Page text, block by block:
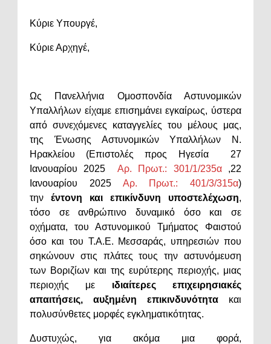
Κύριε Υπουργέ,
Κύριε Αρχηγέ,
Ως Πανελλήνια Ομοσπονδία Αστυνομικών
Υπαλλήλων είχαμε επισημάνει εγκαίρως, ύστερα
από συνεχόμενες καταγγελίες του μέλους μας,
της Ένωσης Αστυνομικών Υπαλλήλων Ν.
Ηρακλείου (Επιστολές προς Ηγεσία 27
Ιανουαρίου 2025 Αρ. Πρωτ.: 301/1/235α,22
Ιανουαρίου 2025 Αρ. Πρωτ.: 401/3/315α)
την έντονη και επικίνδυνη υποστελέχωση,
τόσο σε ανθρώπινο δυναμικό όσο και σε
οχήματα, του Αστυνομικού Τμήματος Φαιστού
όσο και του Τ.Α.Ε. Μεσσαράς, υπηρεσιών που
σηκώνουν στις πλάτες τους την αστυνόμευση
των Βοριζίων και της ευρύτερης περιοχής, μιας
περιοχής με ιδιαίτερες επιχειρησιακές
απαιτήσεις, αυξημένη επικινδυνότητα και
πολυσύνθετες μορφές εγκληματικότητας.
Δυστυχώς, για ακόμα μια φορά,